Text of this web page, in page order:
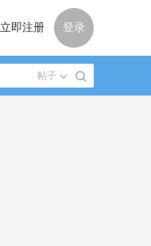
立即注册 登录
帖子